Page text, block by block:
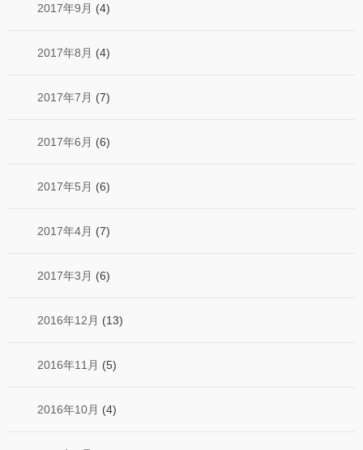
2017年9月 (4)
2017年8月 (4)
2017年7月 (7)
2017年6月 (6)
2017年5月 (6)
2017年4月 (7)
2017年3月 (6)
2016年12月 (13)
2016年11月 (5)
2016年10月 (4)